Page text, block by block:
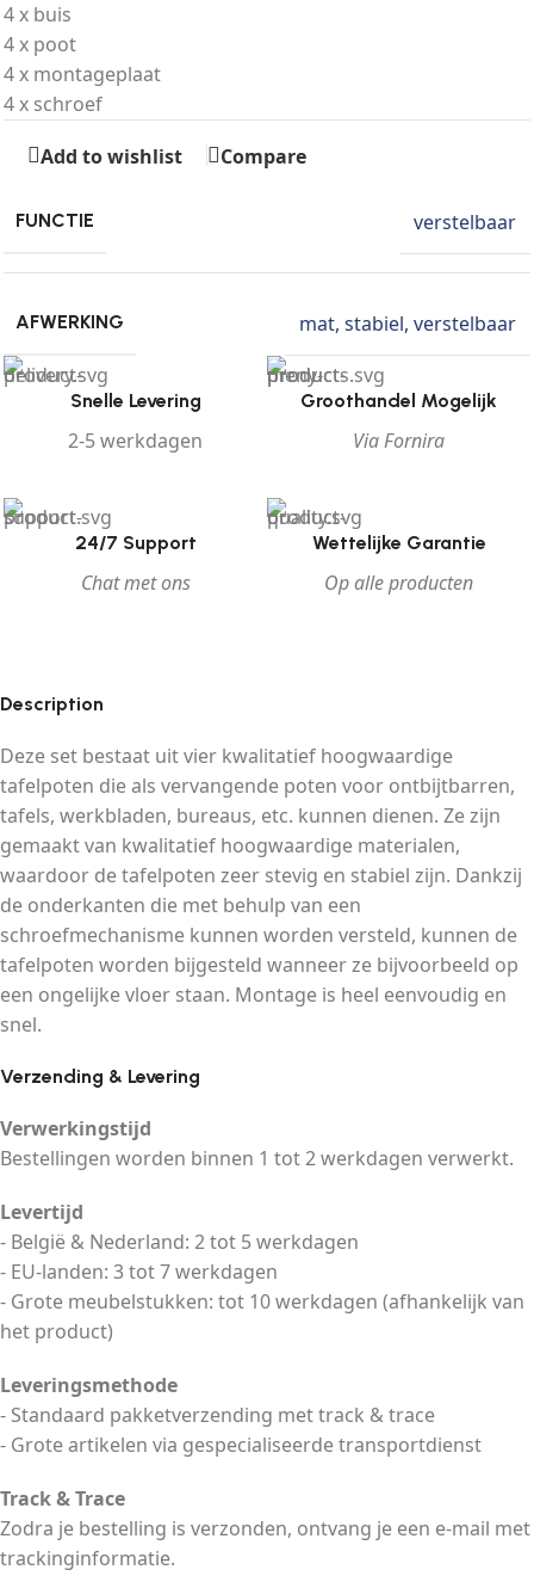
4 x buis
4 x poot
4 x montageplaat
4 x schroef
Add to wishlist
Compare
FUNCTIE verstelbaar
AFWERKING mat, stabiel, verstelbaar
Snelle Levering
2-5 werkdagen
Groothandel Mogelijk
Via Fornira
24/7 Support
Chat met ons
Wettelijke Garantie
Op alle producten
Description
Deze set bestaat uit vier kwalitatief hoogwaardige
tafelpoten die als vervangende poten voor ontbijtbarren,
tafels, werkbladen, bureaus, etc. kunnen dienen. Ze zijn
gemaakt van kwalitatief hoogwaardige materialen,
waardoor de tafelpoten zeer stevig en stabiel zijn. Dankzij
de onderkanten die met behulp van een
schroefmechanisme kunnen worden versteld, kunnen de
tafelpoten worden bijgesteld wanneer ze bijvoorbeeld op
een ongelijke vloer staan. Montage is heel eenvoudig en
snel.
Verzending & Levering
Verwerkingstijd
Bestellingen worden binnen 1 tot 2 werkdagen verwerkt.
Levertijd
- België & Nederland: 2 tot 5 werkdagen
- EU-landen: 3 tot 7 werkdagen
- Grote meubelstukken: tot 10 werkdagen (afhankelijk van
het product)
Leveringsmethode
- Standaard pakketverzending met track & trace
- Grote artikelen via gespecialiseerde transportdienst
Track & Trace
Zodra je bestelling is verzonden, ontvang je een e-mail met
trackinginformatie.